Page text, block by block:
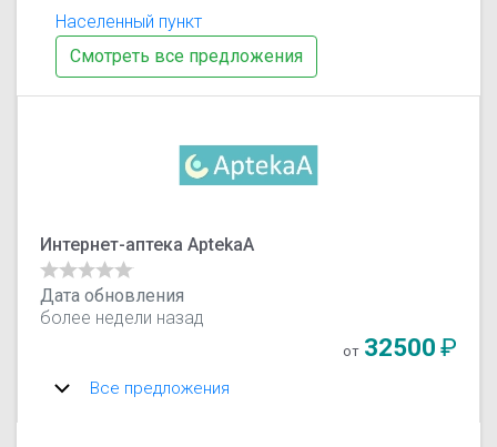
Населенный пункт
Смотреть все предложения
Интернет-аптека AptekaA
Дата обновления
более недели назад
от 32500₽
Все предложения